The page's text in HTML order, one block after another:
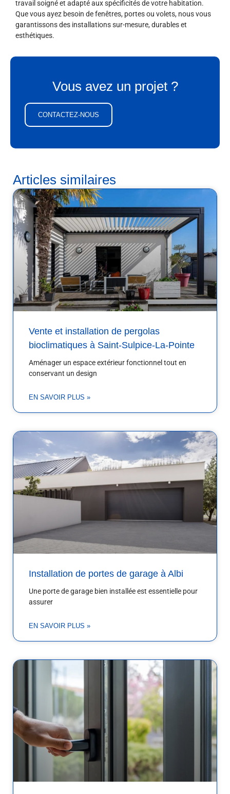
Vous avez un projet ?
CONTACTEZ-NOUS
travail soigné et adapté aux spécificités de votre habitation.
Que vous ayez besoin de fenêtres, portes ou volets, nous vous
garantissons des installations sur-mesure, durables et
esthétiques.
Articles similaires
Vente et installation de pergolas
bioclimatiques à Saint-Sulpice-La-Pointe
Aménager un espace extérieur fonctionnel tout en
conservant un design
EN SAVOIR PLUS »
Installation de portes de garage à Albi
Une porte de garage bien installée est essentielle pour
assurer
EN SAVOIR PLUS »